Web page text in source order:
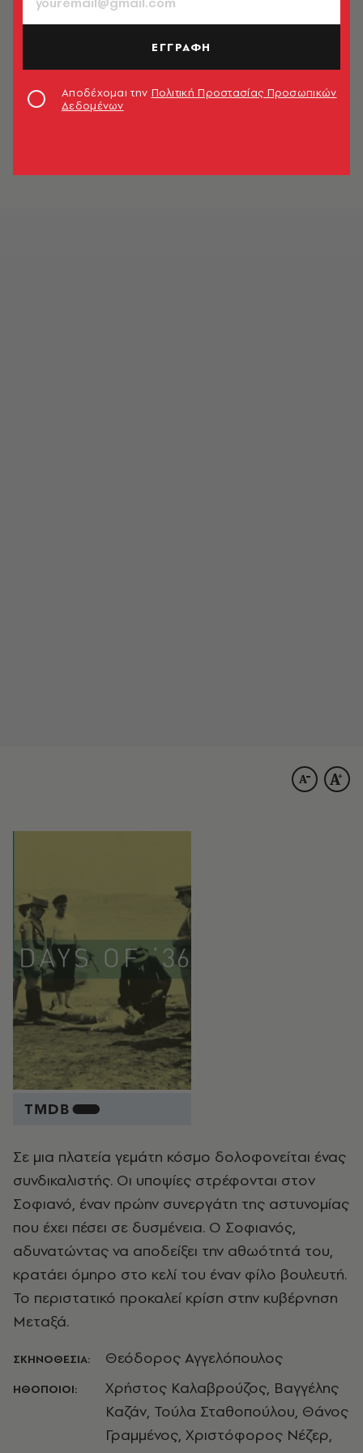
Σε μια πλατεία γεμάτη κόσμο δολοφονείται ένας
συνδικαλιστής. Οι υποψίες στρέφονται στον
Σοφιανό, έναν πρώην συνεργάτη της αστυνομίας
που έχει πέσει σε δυσμένεια. Ο Σοφιανός,
αδυνατώντας να αποδείξει την αθωότητά του,
κρατάει όμηρο στο κελί του έναν φίλο βουλευτή.
Το περιστατικό προκαλεί κρίση στην κυβέρνηση
Μεταξά.
ΣΚΗΝΟΘΕΣΙΑ: Θεόδορος Αγγελόπουλος
ΗΘΟΠΟΙΟΙ:
Χρήστος Καλαβρούζος, Βαγγέλης
Καζάν, Τούλα Σταθοπούλου, Θάνος
Γραμμένος, Χριστόφορος Νέζερ,
ΕΓΓΡΑΦΗ
Αποδέχομαι την Πολιτική Προστασίας Προσωπικών
Δεδομένων